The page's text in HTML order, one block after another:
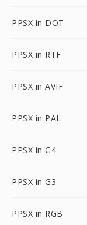
PPSX in DOT
PPSX in RTF
PPSX in AVIF
PPSX in PAL
PPSX in G4
PPSX in G3
PPSX in RGB